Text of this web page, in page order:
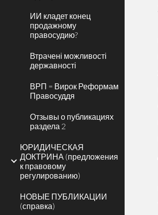
ИИ кладет конец
продажному
правосудию?
Втрачені можливості
державності
ВРП = Вирок Реформам
Правосуддя
Отзывы о публикациях
раздела 2
ЮРИДИЧЕСКАЯ
ДОКТРИНА (предложения
к правовому
регулированию)
НОВЫЕ ПУБЛИКАЦИИ
(справка)